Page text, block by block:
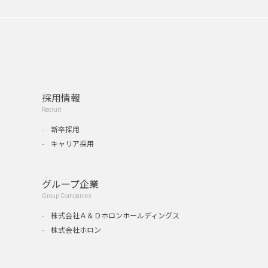
採用情報
Recruit
新卒採用
キャリア採用
グループ企業
Group Companies
株式会社Ａ＆Ｄホロンホールディングス
株式会社ホロン